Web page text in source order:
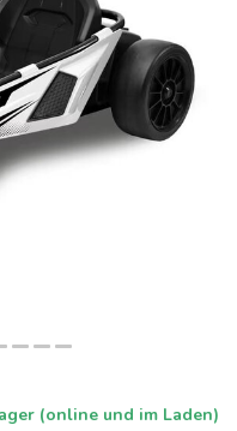
(online und im Laden)